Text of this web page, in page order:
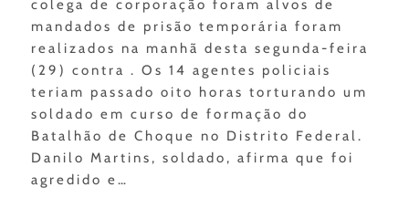
colega de corporação foram alvos de
mandados de prisão temporária foram
realizados na manhã desta segunda-feira
(29) contra . Os 14 agentes policiais
teriam passado oito horas torturando um
soldado em curso de formação do
Batalhão de Choque no Distrito Federal.
Danilo Martins, soldado, afirma que foi
agredido e…